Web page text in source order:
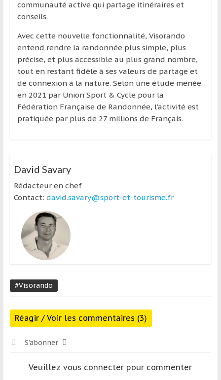
communauté active qui partage itinéraires et
conseils.
Avec cette nouvelle fonctionnalité, Visorando
entend rendre la randonnée plus simple, plus
précise, et plus accessible au plus grand nombre,
tout en restant fidèle à ses valeurs de partage et
de connexion à la nature. Selon une étude menée
en 2021 par Union Sport & Cycle pour la
Fédération Française de Randonnée, l’activité est
pratiquée par plus de 27 millions de Français.
David Savary
Rédacteur en chef
Contact: david.savary@sport-et-tourisme.fr
#Visorando
Réagir / Voir les commentaires (3)
S’abonner
Veuillez vous connecter pour commenter